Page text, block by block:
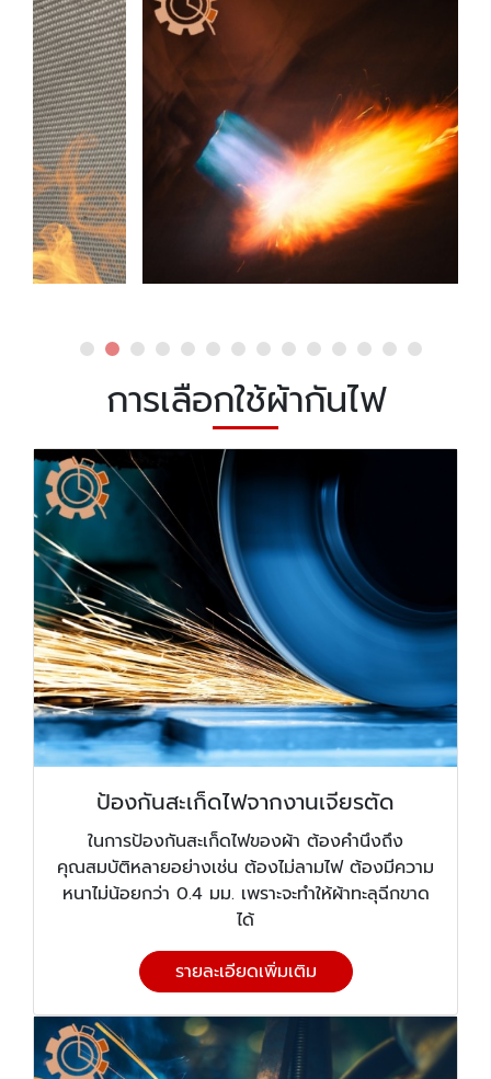
การเลือกใช้ผ้ากันไฟ
ป้องกันสะเก็ดไฟจากงานเจียรตัด
ในการป้องกันสะเก็ดไฟของผ้า ต้องคำนึงถึง
คุณสมบัติหลายอย่างเช่น ต้องไม่ลามไฟ ต้องมีความ
หนาไม่น้อยกว่า 0.4 มม. เพราะจะทำให้ผ้าทะลุฉีกขาด
ได้
รายละเอียดเพิ่มเติม